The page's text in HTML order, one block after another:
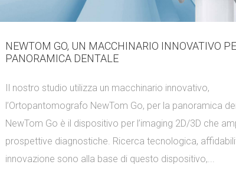
NEWTOM GO, UN MACCHINARIO INNOVATIVO
PANORAMICA DENTALE
Il nostro studio utilizza un macchinario innovativo,
l’Ortopantomografo NewTom Go, per la panoramica
NewTom Go è il dispositivo per l’imaging 2D/3D che
prospettive diagnostiche. Ricerca tecnologica,
innovazione sono alla base di questo dispositivo,...